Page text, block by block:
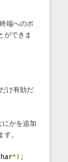
端へのポ
ができま
け有効だ
にかを追加
。
*);